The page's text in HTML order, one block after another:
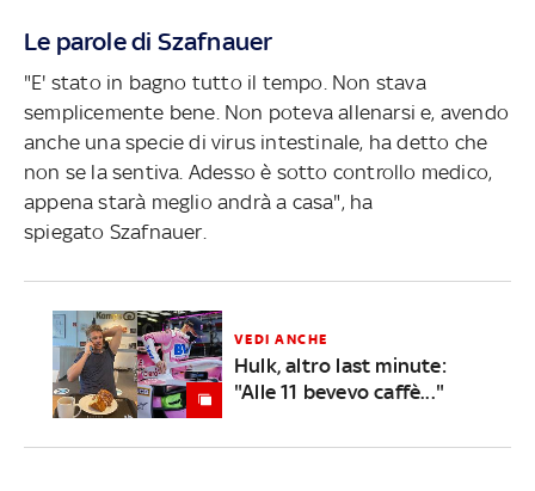
Le parole di Szafnauer
"E' stato in bagno tutto il tempo. Non stava
semplicemente bene. Non poteva allenarsi e, avendo
anche una specie di virus intestinale, ha detto che
non se la sentiva. Adesso è sotto controllo medico,
appena starà meglio andrà a casa", ha
spiegato Szafnauer.
VEDI ANCHE
Hulk, altro last minute:
"Alle 11 bevevo caffè..."